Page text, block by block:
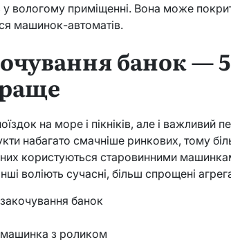
вологому приміщенні. Вона може
машинок-автоматів.
банок —
на море і пікніків, але і важливий
набагато смачніше ринкових, тому
них користуються старовинними
воліють сучасні, більш спрощені
банок
машинка з роликом